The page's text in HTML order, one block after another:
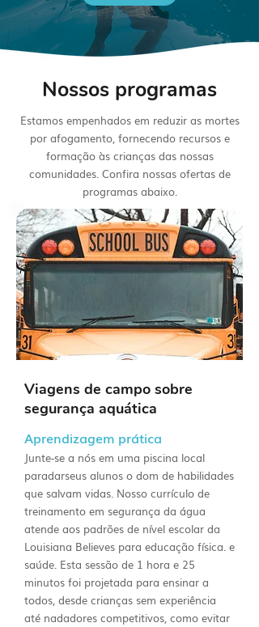
Nossos programas
Estamos empenhados em reduzir as mortes
por afogamento, fornecendo recursos e
formação às crianças das nossas
comunidades. Confira nossas ofertas de
programas abaixo.
Viagens de campo sobre
segurança aquática
Aprendizagem prática
Junte-se a nós em uma piscina local
paradarseus alunos o dom de habilidades
que salvam vidas. Nosso currículo de
treinamento em segurança da água
atende aos padrões de nível escolar da
Louisiana Believes para educação física. e
saúde. Esta sessão de 1 hora e 25
minutos foi projetada para ensinar a
todos, desde crianças sem experiência
até nadadores competitivos, como evitar